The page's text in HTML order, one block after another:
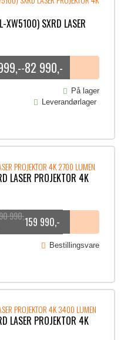
i
s
a
r
9
9
9
,
.
e
r
2
,
-
.
XW5100) SXRD LASER
,--82 990,-
På lager
Leverandørlager
LASER PROJEKTOR 4K
990,159 990,-
Bestillingsvare
LASER PROJEKTOR 4K